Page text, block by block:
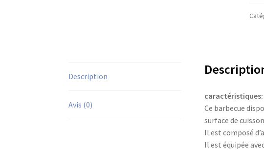
Description
Avis (0)
caractéristiques:
Ce barbecue
surface de
Il est composé
Il est équipée